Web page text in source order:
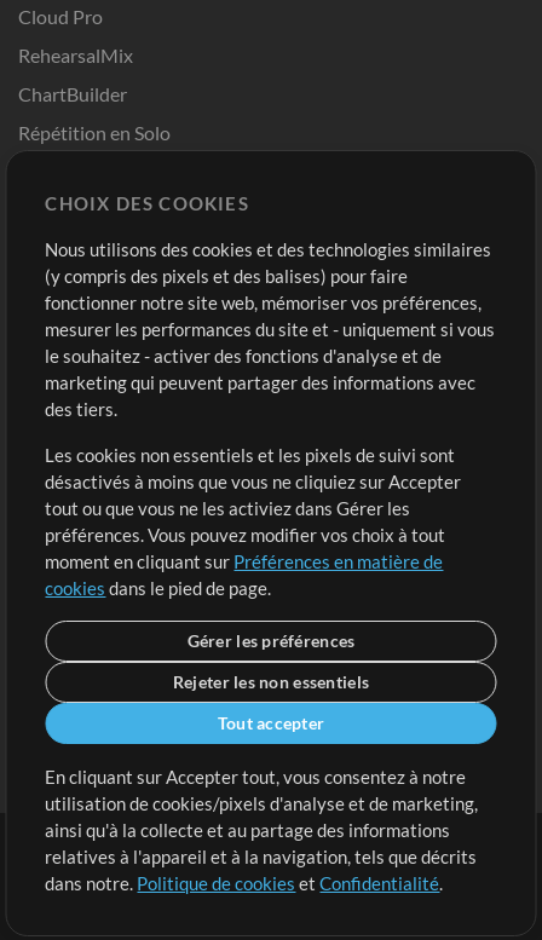
Cloud Pro
RehearsalMix
ChartBuilder
Répétition en Solo
Modèles ProPresenter
Sons
Boutique
Acheter des crédits
Contenu gratuit
Demander les pistes
Extras
Sessions
Soumettre votre contenu
Listes de lecture
Conférence MT
Compte
Connexion
S'inscrire
Conditions | Confidentialité |
CHOIX DES COOKIES
Nous utilisons des cookies et des technologies similaires
(y compris des pixels et des balises) pour faire
fonctionner notre site web, mémoriser vos préférences,
mesurer les performances du site et - uniquement si vous
le souhaitez - activer des fonctions d'analyse et de
marketing qui peuvent partager des informations avec
des tiers.
Les cookies non essentiels et les pixels de suivi sont
désactivés à moins que vous ne cliquiez sur Accepter
tout ou que vous ne les activiez dans Gérer les
préférences. Vous pouvez modifier vos choix à tout
moment en cliquant sur Préférences en matière de
cookies dans le pied de page.
Gérer les préférences
Rejeter les non essentiels
Tout accepter
En cliquant sur Accepter tout, vous consentez à notre
utilisation de cookies/pixels d'analyse et de marketing,
ainsi qu'à la collecte et au partage des informations
relatives à l'appareil et à la navigation, tels que décrits
dans notre. Politique de cookies etConfidentialité.